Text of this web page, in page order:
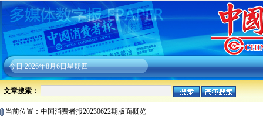
今日2026年8月6日星期四
文章搜索：
当前位置：中国消费者报20230622期版面概览